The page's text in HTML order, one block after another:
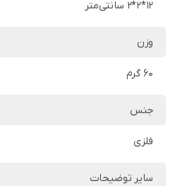
12*2*2 سانتی‌متر
وزن
60 گرم
جنس
فلزی
سایر توضیحات